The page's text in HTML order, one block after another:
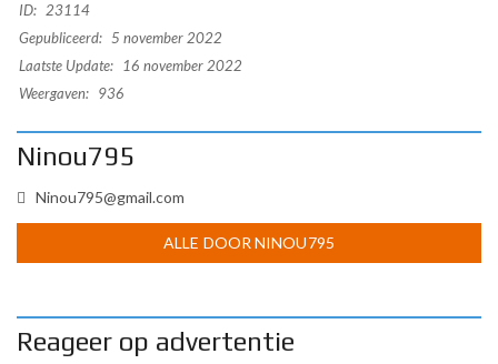
ID: 23114
Gepubliceerd: 5 november 2022
Laatste Update:
16 november 2022
Weergaven: 936
Ninou795
Ninou795@gmail.com
ALLE DOOR NINOU795
Reageer op advertentie